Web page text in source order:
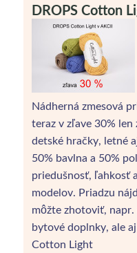
DROPS Cotton
Nádherná zmesová
teraz v zľave 30% len
detské hračky, letné
50% bavlna a 50%
priedušnosť, ľahkosť
modelov. Priadzu
môžte zhotoviť,
bytové doplnky, ale
Cotton Light